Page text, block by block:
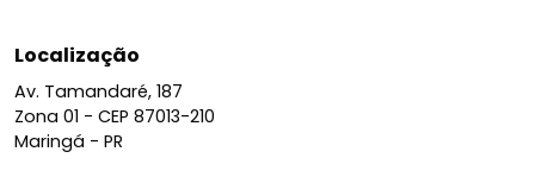
Localização
Av. Tamandaré, 187
Zona 01 - CEP 87013-210
Maringá - PR